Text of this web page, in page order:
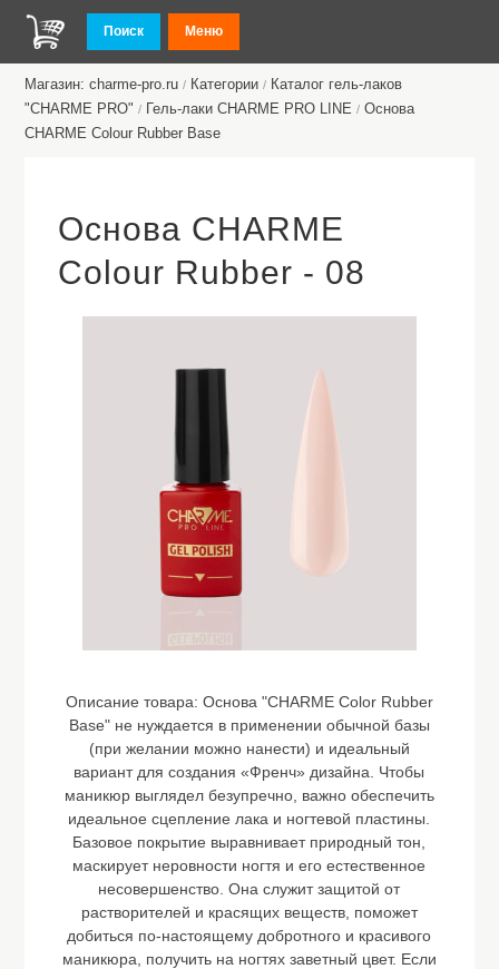
Поиск Меню
Магазин: charme-pro.ru / Категории / Каталог гель-лаков
"CHARME PRO" / Гель-лаки CHARME PRO LINE / Основа
CHARME Colour Rubber Base
Основа CHARME
Colour Rubber - 08
Описание товара: Основа "CHARME Color Rubber
Base" не нуждается в применении обычной базы
(при желании можно нанести) и идеальный
вариант для создания «Френч» дизайна. Чтобы
маникюр выглядел безупречно, важно обеспечить
идеальное сцепление лака и ногтевой пластины.
Базовое покрытие выравнивает природный тон,
маскирует неровности ногтя и его естественное
несовершенство. Она служит защитой от
растворителей и красящих веществ, поможет
добиться по-настоящему добротного и красивого
маникюра, получить на ногтях заветный цвет. Если